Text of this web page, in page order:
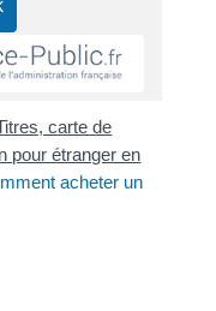
carte de
pour étranger en
acheter un